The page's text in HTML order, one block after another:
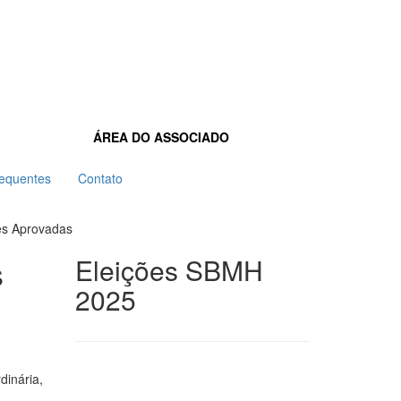
ÁREA DO ASSOCIADO
Contato
Aprovadas
Eleições SBMH
2025